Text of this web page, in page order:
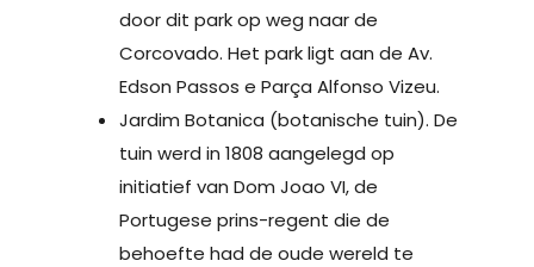
door dit park op weg naar de
Corcovado. Het park ligt aan de Av.
Edson Passos e Parça Alfonso Vizeu.
Jardim Botanica (botanische tuin). De
tuin werd in 1808 aangelegd op
initiatief van Dom Joao VI, de
Portugese prins-regent die de
behoefte had de oude wereld te